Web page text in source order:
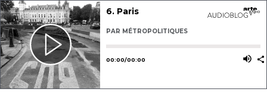
6. Paris
PAR MÉTROPOLITIQUES
Utilisez les flèches gauche ou
00:00/00:00